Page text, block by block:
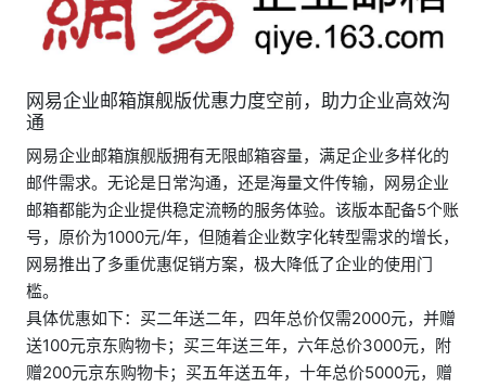
网易企业邮箱旗舰版优惠力度空前，助力企业高效沟
通
网易企业邮箱旗舰版拥有无限邮箱容量，满足企业多样化的
邮件需求。无论是日常沟通，还是海量文件传输，网易企业
邮箱都能为企业提供稳定流畅的服务体验。该版本配备5个账
号，原价为1000元/年，但随着企业数字化转型需求的增长，
网易推出了多重优惠促销方案，极大降低了企业的使用门
槛。
具体优惠如下：买二年送二年，四年总价仅需2000元，并赠
送100元京东购物卡；买三年送三年，六年总价3000元，附
赠200元京东购物卡；买五年送五年，十年总价5000元，赠